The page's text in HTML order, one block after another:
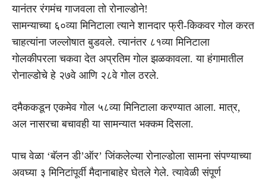
यानंतर रंगमंच गाजवला तो रोनाल्डोने!
सामन्याच्या ६०व्या मिनिटाला त्याने शानदार फ्री-किकवर गोल करत
चाहत्यांना जल्लोषात बुडवले. त्यानंतर ८१व्या मिनिटाला
गोलकीपरला चकवा देत अप्रतिम गोल झळकावला. या हंगामातील
रोनाल्डोचे हे २७वे आणि २८वे गोल ठरले.
दमैककडून एकमेव गोल ५८व्या मिनिटाला करण्यात आला. मात्र,
अल नासरचा बचावही या सामन्यात भक्कम दिसला.
पाच वेळा ‘बॅलन डी’ऑर’ जिंकलेल्या रोनाल्डोला सामना संपण्याच्या
अवघ्या ३ मिनिटांपूर्वी मैदानाबाहेर घेतले गेले. त्यावेळी संपूर्ण